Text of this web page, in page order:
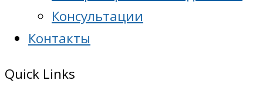
Консультации
Контакты
Quick Links